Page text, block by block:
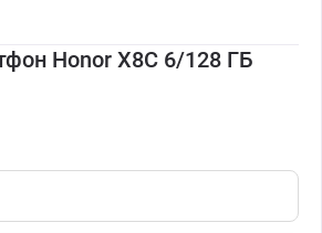
Honor X8C 6/128 ГБ